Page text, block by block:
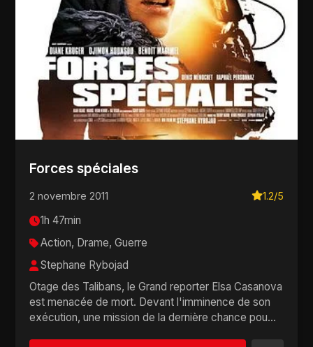
Forces spéciales
2 novembre 2011 1.2/5
1h 47min
Action, Drame, Guerre
Stephane Rybojad
Otage des Talibans, le Grand reporter Elsa Casanova
est menacée de mort. Devant l'imminence de son
exécution, une mission de la dernière chance pou...